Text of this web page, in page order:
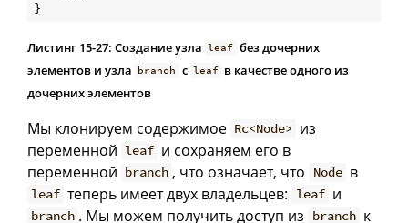
Листинг 15-27: Создание узла leaf без дочерних
элементов и узла branch с leaf в качестве одного из
дочерних элементов
Мы клонируем содержимое Rc<Node> из
переменной leaf и сохраняем его в
переменной branch , что означает, что Node в
leaf теперь имеет двух владельцев: leaf и
branch . Мы можем получить доступ из branch к